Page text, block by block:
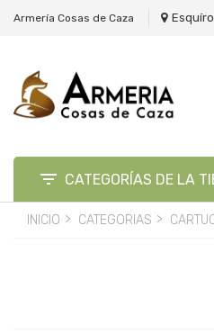
Armería Cosas de Caza
 CATEGORÍAS DE LA
INICIO CATEGORIAS